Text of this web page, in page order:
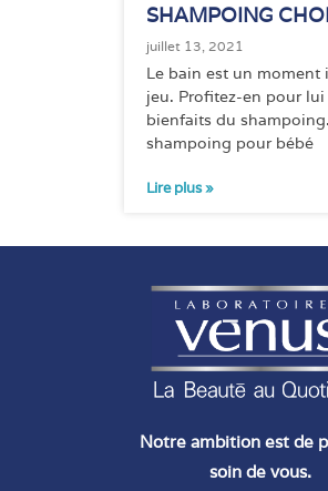
SHAMPOING
juillet 13, 2021
Le bain est un moment
jeu. Profitez-en pour
bienfaits du
shampoing pour bébé
Lire plus »
Notre ambition est de
soin de vous.